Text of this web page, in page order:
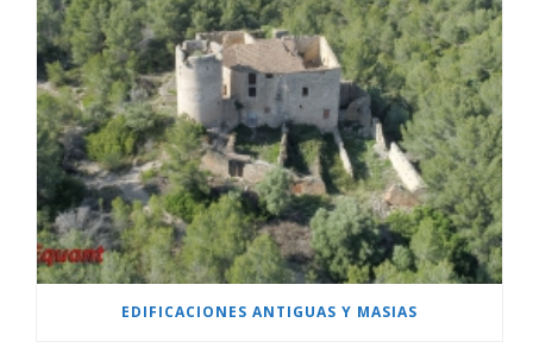
EDIFICACIONES ANTIGUAS Y MASIAS